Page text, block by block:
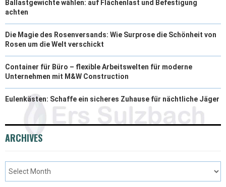
Ballastgewichte wählen: auf Flächenlast und Befestigung
achten
Die Magie des Rosenversands: Wie Surprose die Schönheit von
Rosen um die Welt verschickt
Container für Büro – flexible Arbeitswelten für moderne
Unternehmen mit M&W Construction
Eulenkästen: Schaffe ein sicheres Zuhause für nächtliche Jäger
ARCHIVES